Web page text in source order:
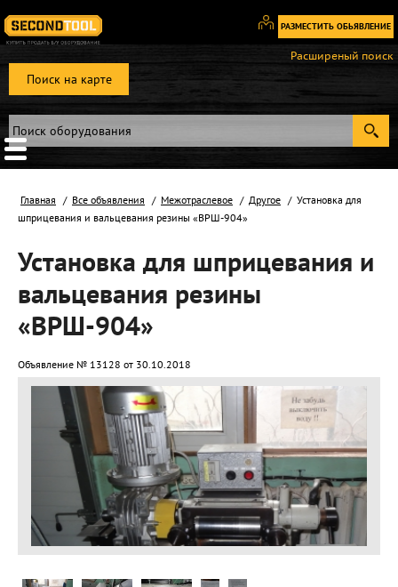
РАЗМЕСТИТЬ ОБЬЯВЛЕНИЕ
Вход
Регистрация
Поиск на карте
Расширеный поиск
Главная Все объявления Межотраслевое Другое
Установка для
шприцевания и вальцевания резины «ВРШ-904»
Установка для шприцевания и
вальцевания резины
«ВРШ-904»
Объявление № 13128 от 30.10.2018